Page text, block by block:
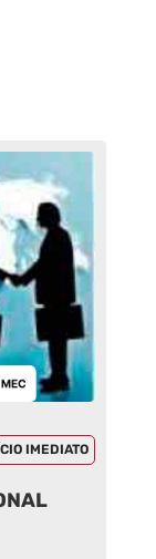
IMEDIATO